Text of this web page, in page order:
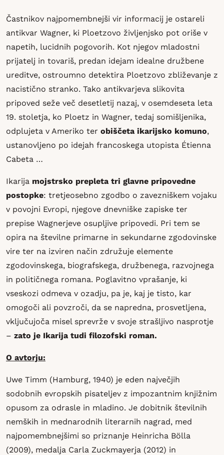
Častnikov najpomembnejši vir informacij je ostareli
antikvar Wagner, ki Ploetzovo življenjsko pot oriše v
napetih, lucidnih pogovorih. Kot njegov mladostni
prijatelj in tovariš, predan idejam idealne družbene
ureditve, ostroumno detektira Ploetzovo zbliževanje z
nacistično stranko. Tako antikvarjeva slikovita
pripoved seže več desetletij nazaj, v osemdeseta leta
19. stoletja, ko Ploetz in Wagner, tedaj somišljenika,
odplujeta v Ameriko ter obiščeta ikarijsko komuno,
ustanovljeno po idejah francoskega utopista Étienna
Cabeta …
Ikarija mojstrsko prepleta tri glavne pripovedne
postopke: tretjeosebno zgodbo o zavezniškem vojaku
v povojni Evropi, njegove dnevniške zapiske ter
prepise Wagnerjeve osupljive pripovedi. Pri tem se
opira na številne primarne in sekundarne zgodovinske
vire ter na izviren način združuje elemente
zgodovinskega, biografskega, družbenega, razvojnega
in političnega romana. Poglavitno vprašanje, ki
vseskozi odmeva v ozadju, pa je, kaj je tisto, kar
omogoči ali povzroči, da se napredna, prosvetljena,
vključujoča misel sprevrže v svoje strašljivo nasprotje
– zato je Ikarija tudi filozofski roman.
O avtorju:
Uwe Timm (Hamburg, 1940) je eden največjih
sodobnih evropskih pisateljev z impozantnim knjižnim
opusom za odrasle in mladino. Je dobitnik številnih
nemških in mednarodnih literarnih nagrad, med
najpomembnejšimi so priznanje Heinricha Bölla
(2009), medalja Carla Zuckmayerja (2012) in